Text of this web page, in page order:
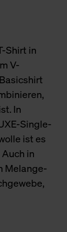
Shirt in
V-
In
Single-
ist es
in
Melange-